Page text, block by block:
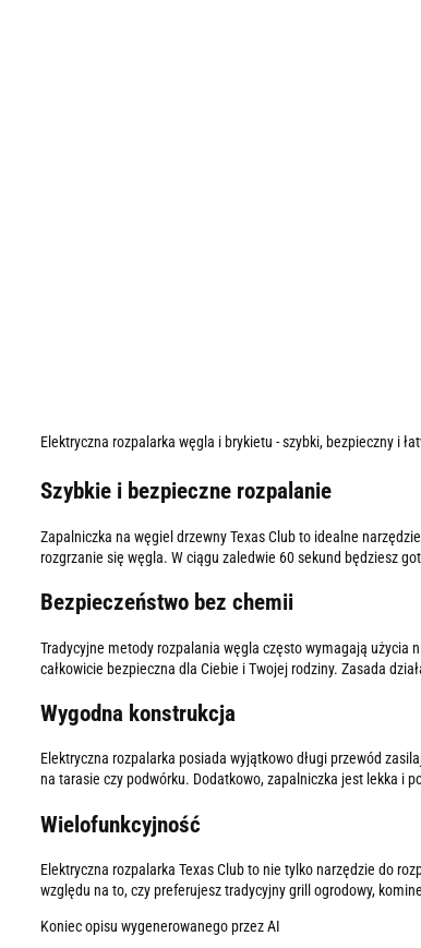
Elektryczna rozpalarka węgla i brykietu - szybki, bezpieczny i
Szybkie i bezpieczne rozpalanie
Zapalniczka na węgiel drzewny Texas Club to idealne
rozgrzanie się węgla. W ciągu zaledwie 60 sekund będziesz
Bezpieczeństwo bez chemii
Tradycyjne metody rozpalania węgla często wymagają użycia
całkowicie bezpieczna dla Ciebie i Twojej rodziny. Zasada
Wygodna konstrukcja
Elektryczna rozpalarka posiada wyjątkowo długi przewód
na tarasie czy podwórku. Dodatkowo, zapalniczka jest lekka i
Wielofunkcyjność
Elektryczna rozpalarka Texas Club to nie tylko narzędzie do
względu na to, czy preferujesz tradycyjny grill ogrodowy,
Koniec opisu wygenerowanego przez AI